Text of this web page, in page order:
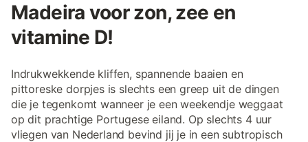
Madeira voor zon, zee en
vitamine D!
Indrukwekkende kliffen, spannende baaien en
pittoreske dorpjes is slechts een greep uit de dingen
die je tegenkomt wanneer je een weekendje weggaat
op dit prachtige Portugese eiland. Op slechts 4 uur
vliegen van Nederland bevind jij je in een subtropisch